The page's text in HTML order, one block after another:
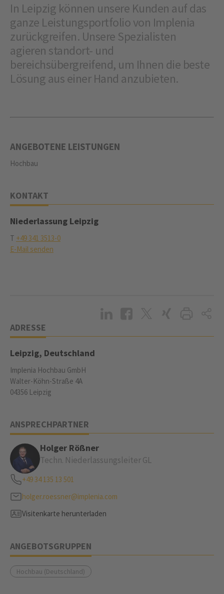
In Leipzig können unsere Kunden auf das
ganze Leistungsportfolio von Implenia
zurückgreifen. Unsere Spezialisten
agieren standort- und
bereichsübergreifend, um Ihnen die beste
Lösung aus einer Hand anzubieten.
ANGEBOTENE LEISTUNGEN
Hochbau
KONTAKT
Niederlassung Leipzig
T +49 341 3513-0
E-Mail senden
ADRESSE
Leipzig, Deutschland
Implenia Hochbau GmbH
Walter-Köhn-Straße 4A
04356 Leipzig
ANSPRECHPARTNER
Holger Rößner
Techn. Niederlassungsleiter GL
+49 34 135 13 501
holger.roessner@implenia.com
Visitenkarte herunterladen
ANGEBOTSGRUPPEN
Hochbau (Deutschland)